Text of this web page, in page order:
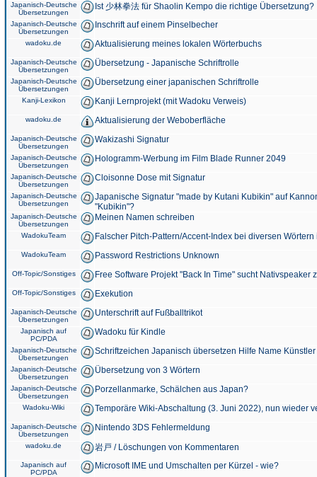
Japanisch-Deutsche
Übersetzungen
Ist 少林拳法 für Shaolin Kempo die richtige Übersetzung?
Japanisch-Deutsche
Übersetzungen
Inschrift auf einem Pinselbecher
wadoku.de Aktualisierung meines lokalen Wörterbuchs
Japanisch-Deutsche
Übersetzungen
Übersetzung - Japanische Schriftrolle
Japanisch-Deutsche
Übersetzungen
Übersetzung einer japanischen Schriftrolle
Kanji-Lexikon Kanji Lernprojekt (mit Wadoku Verweis)
wadoku.de Aktualisierung der Weboberfläche
Japanisch-Deutsche
Übersetzungen
Wakizashi Signatur
Japanisch-Deutsche
Übersetzungen
Hologramm-Werbung im Film Blade Runner 2049
Japanisch-Deutsche
Übersetzungen
Cloisonne Dose mit Signatur
Japanisch-Deutsche
Übersetzungen
Japanische Signatur "made by Kutani Kubikin" auf
"Kubikin"?
Japanisch-Deutsche
Übersetzungen
Meinen Namen schreiben
WadokuTeam Falscher Pitch-Pattern/Accent-Index bei diversen
WadokuTeam Password Restrictions Unknown
Off-Topic/Sonstiges Free Software Projekt "Back In Time" sucht Nativspeaker
Off-Topic/Sonstiges Exekution
Japanisch-Deutsche
Übersetzungen
Unterschrift auf Fußballtrikot
Japanisch auf
PC/PDA
Wadoku für Kindle
Japanisch-Deutsche
Übersetzungen
Schriftzeichen Japanisch übersetzen Hilfe Name
Japanisch-Deutsche
Übersetzungen
Übersetzung von 3 Wörtern
Japanisch-Deutsche
Übersetzungen
Porzellanmarke, Schälchen aus Japan?
Wadoku-Wiki Temporäre Wiki-Abschaltung (3. Juni 2022), nun wieder
Japanisch-Deutsche
Übersetzungen
Nintendo 3DS Fehlermeldung
wadoku.de 岩戸 / Löschungen von Kommentaren
Japanisch auf
PC/PDA
Microsoft IME und Umschalten per Kürzel - wie?